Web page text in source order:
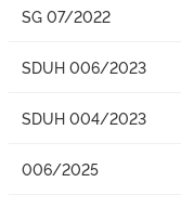
SG 07/2022
SDUH 006/2023
SDUH 004/2023
006/2025